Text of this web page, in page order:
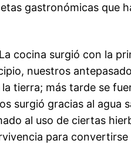
gastronómicas que
cocina surgió con la
nuestros
tierra; más tarde se
surgió gracias al agua
al uso de ciertas
para convertirse